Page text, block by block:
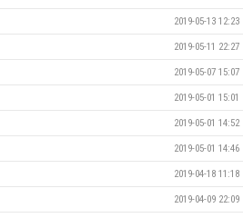
2019-05-13 12:23
2019-05-11 22:27
2019-05-07 15:07
2019-05-01 15:01
2019-05-01 14:52
2019-05-01 14:46
2019-04-18 11:18
2019-04-09 22:09